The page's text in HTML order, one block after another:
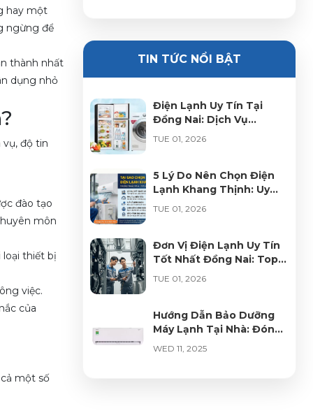
hay một
ngừng để
thành nhất
dụng nhỏ
độ tin
đào tạo
môn
thiết bị
việc.
của
một số
Lạnh Công Nghiệp – Giải
Pháp Tối Ưu Cho Doanh
Nghiệp
WED 10, 2025
Lạnh Đúng Chuẩn – Giúp
Tiết Kiệm Điện & Tăng
Tuổi Thọ Thiết Bị
WED 10, 2025
Lạnh – Nguyên Nhân &
Cách Khắc Phục Hiệu
Quả
WED 10, 2025
Vệ Sinh Gấp – Đừng Đợi
Máy Hỏng Mới Gọi Thợ
TIN TỨC NỔI BẬT
Điện Lạnh Uy Tín Tại
Đồng Nai: Dịch Vụ
Chuyên Nghiệp & Giải
Pháp Tối Ưu
TUE 01, 2026
5 Lý Do Nên Chọn Điện
Lạnh Khang Thịnh: Uy
Tín, Chuyên Nghiệp Và
Chất Lượng Hàng Đầu
TUE 01, 2026
Đơn Vị Điện Lạnh Uy Tín
Tốt Nhất Đồng Nai: Top
Các Lựa Chọn Hoàn Hảo
TUE 01, 2026
Hướng Dẫn Bảo Dưỡng
Máy Lạnh Tại Nhà: Đón
Mùa Hè Mát Lạnh
WED 11, 2025